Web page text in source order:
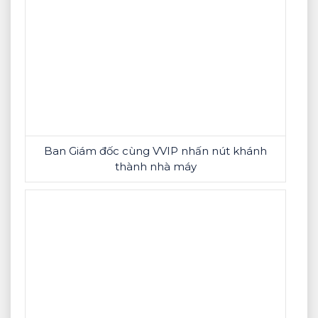
Ban Giám đốc cùng VVIP nhấn nút khánh
thành nhà máy